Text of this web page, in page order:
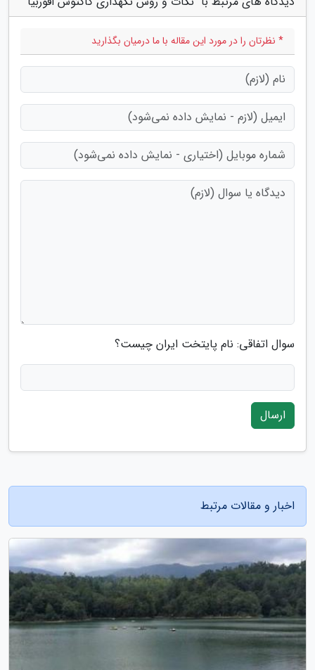
* نظرتان را در مورد این مقاله با ما درمیان بگذارید
سوال اتفاقی: نام پایتخت ایران چیست؟
ارسال
اخبار و مقالات مرتبط